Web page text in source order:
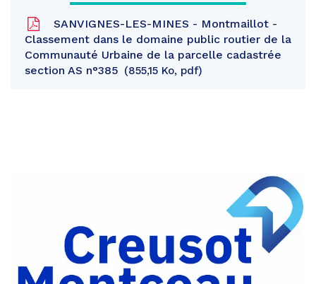
SANVIGNES-LES-MINES - Montmaillot -
Classement dans le domaine public routier de la
Communauté Urbaine de la parcelle cadastrée
section AS n°385
855,15 Ko, pdf
Facebook
Partager
Twitter
Partager
par